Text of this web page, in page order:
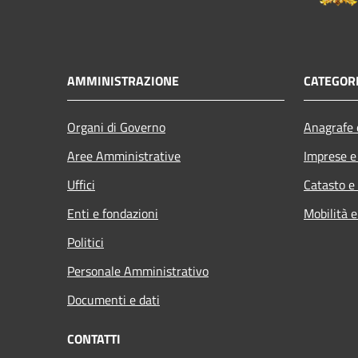
AMMINISTRAZIONE
Organi di Governo
Aree Amministrative
Uffici
Enti e fondazioni
Politici
Personale Amministrativo
Documenti e dati
Imprese
Catasto
Mobilità
CONTATTI